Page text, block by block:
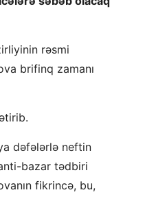
rəsmi
brifinq zamanı
dəfələrlə neftin
bazar tədbiri
fikrincə, bu,